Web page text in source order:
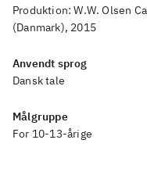
Produktion: W.W. Olsen
(Danmark), 2015
Anvendt sprog
Dansk tale
Målgruppe
For 10-13-årige